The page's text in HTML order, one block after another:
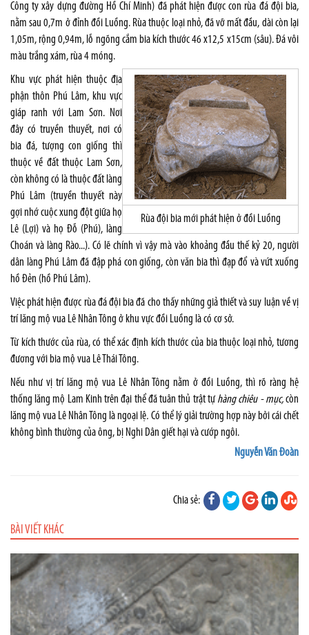
Công ty xây dựng đường Hồ Chí Minh) đã phát hiện được con rùa đá đội bia,
nằm sau 0,7m ở đỉnh đồi Luồng. Rùa thuộc loại nhỏ, đã vỡ mất đầu, dài còn lại
1,05m, rộng 0,94m, lỗ ngõng cắm bia kích thước 46 x12,5 x15cm (sâu). Đá vôi
màu trắng xám, rùa 4 móng.
Rùa đội bia mới phát hiện ở đồi Luồng
Khu vực phát hiện thuộc địa
phận thôn Phú Lâm, khu vực
giáp ranh với Lam Sơn. Nơi
đây có truyền thuyết, nơi có
bia đá, tượng con giống thì
thuộc về đất thuộc Lam Sơn,
còn không có là thuộc đất làng
Phú Lâm (truyền thuyết này
gợi nhớ cuộc xung đột giữa họ
Lê (Lợi) và họ Đỗ (Phú), làng
Choán và làng Rào...). Có lẽ chính vì vậy mà vào khoảng đầu thế kỷ 20, người
dân làng Phú Lâm đã đập phá con giống, còn văn bia thì đạp đổ và vứt xuống
hồ Đẻn (hồ Phú Lâm).
Việc phát hiện được rùa đá đội bia đã cho thấy những giả thiết và suy luận về vị
trí lăng mộ vua Lê Nhân Tông ở khu vực đồi Luồng là có cơ sở.
Từ kích thước của rùa, có thể xác định kích thước của bia thuộc loại nhỏ, tương
đương với bia mộ vua Lê Thái Tông.
Nếu như vị trí lăng mộ vua Lê Nhân Tông nằm ở đồi Luồng, thì rõ ràng hệ
thống lăng mộ Lam Kinh trên đại thể đã tuân thủ trật tự hàng chiêu - mục,còn
lăng mộ vua Lê Nhân Tông là ngoại lệ. Có thể lý giải trường hợp này bởi cái chết
không bình thường của ông, bị Nghi Dân giết hại và cướp ngôi.
Nguyễn Văn Đoàn
Chia sẻ:
BÀI VIẾT KHÁC